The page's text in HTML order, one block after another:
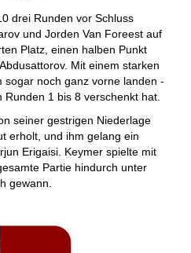
drei Runden vor Schluss
und Jorden Van Foreest auf
Platz, einen halben Punkt
Mit einem starken
sogar noch ganz vorne landen -
1 bis 8 verschenkt hat.
seiner gestrigen Niederlage
erholt, und ihm gelang ein
Erigaisi. Keymer spielte mit
Partie hindurch unter
gewann.